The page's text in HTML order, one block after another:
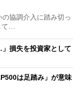
協調介入に踏み切っ
…
損失を投資家として
は足踏み」が意味